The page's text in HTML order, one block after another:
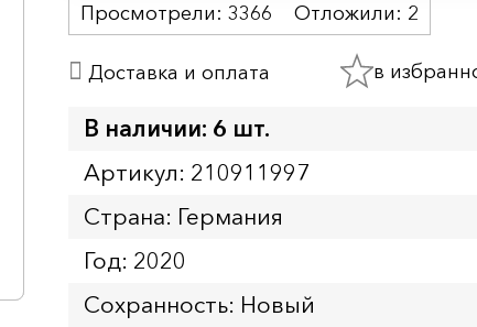
Начало:
Окончание:
Просмотрели: 3366 Отложили: 2
Доставка и оплата в
В наличии: 6 шт.
Артикул: 210911997
Страна: Германия
Год: 2020
Сохранность: Новый